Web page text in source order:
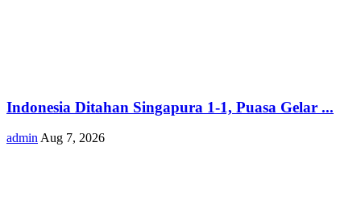
Indonesia Ditahan Singapura 1-1, Puasa Gelar ...
adminAug 7, 2026